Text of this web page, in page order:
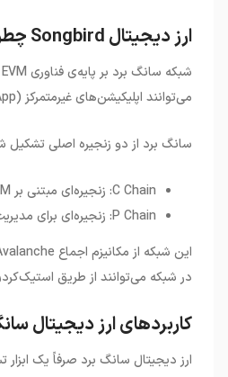
ارز دیجیتال Songbird چطور کار می‌کند؟
شبکه سانگ برد بر پایه‌ی فناوری
می‌توانند اپلیکیشن‌های غیرمتمرکز (dApp)
سانگ برد از دو زنجیره اصلی
C Chain: زنجیره‌ای مبتنی بر EVM برای اجرای قراردادهای هوشمند
P Chain: زنجیره‌ای برای مدیریت اعتبارسنجی و عملکرد‌های حاکمیتی
این شبکه از مکانیزم اجماع
در شبکه می‌توانند از طریق
کاربردهای ارز دیجیتال
ارز دیجیتال سانگ برد صرفاً یک